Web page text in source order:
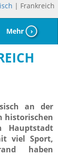
| Frankreich
Mehr ›
an der
historischen
Hauptstadt
viel Sport,
haben